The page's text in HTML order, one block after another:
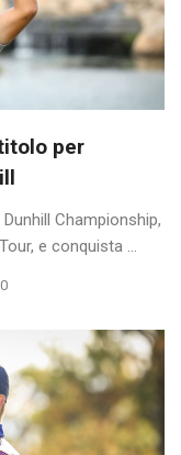
per
Championship,
e conquista ...